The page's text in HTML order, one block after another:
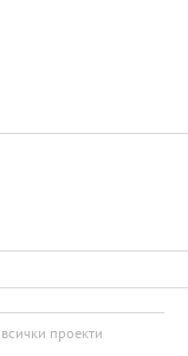
всички проекти